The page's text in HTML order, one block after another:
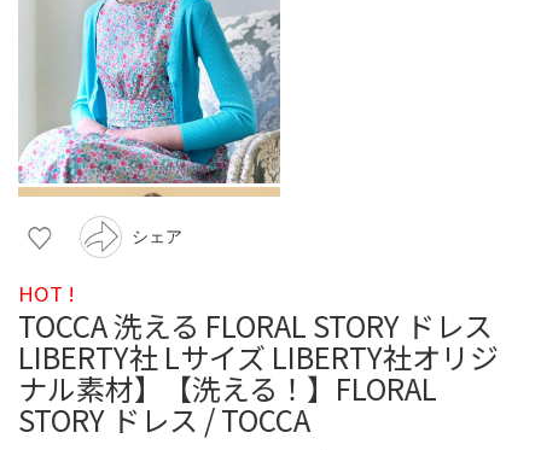
シェア
HOT !
TOCCA 洗える FLORAL STORY ドレス
LIBERTY社 Lサイズ LIBERTY社オリジ
ナル素材】【洗える！】FLORAL
STORY ドレス / TOCCA